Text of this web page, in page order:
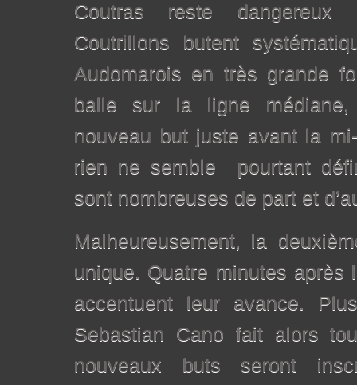
Coutras reste dangereux
Coutrillons butent
Audomarois en très grande
balle sur la ligne médiane,
nouveau but juste avant la
rien ne semble pourtant
sont nombreuses de part et
Malheureusement, la
unique. Quatre minutes après
accentuent leur avance.
Sebastian Cano fait alors
nouveaux buts seront